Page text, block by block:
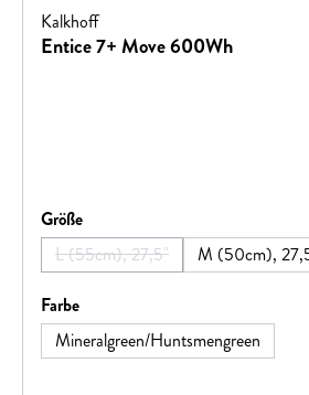
Kalkhoff
Entice 7+ Move 600Wh
Größeauswählen
L (55cm), 27,5"
(Diese Option ist zurzeit nicht
M (50cm),
Farbeauswählen
Mineralgreen/Huntsmengreen